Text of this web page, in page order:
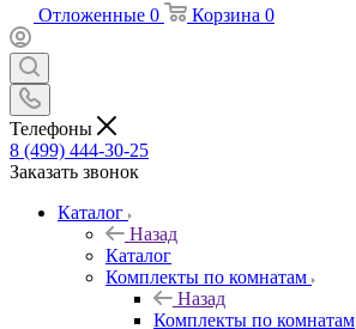
Отложенные 0 Корзина 0
Телефоны
8 (499) 444-30-25
Заказать звонок
Каталог
Назад
Каталог
Комплекты по комнатам
Назад
Комплекты по комнатам